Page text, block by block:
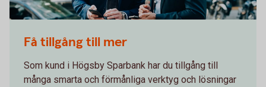
Få tillgång till mer
Som kund i Högsby Sparbank har du tillgång till
många smarta och förmånliga verktyg och lösningar